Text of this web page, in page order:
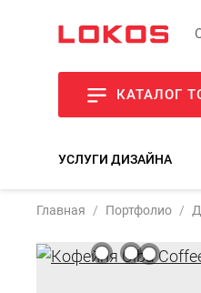
КАТАЛОГ
УСЛУГИ ДИЗАЙНА
Главная Портфолио